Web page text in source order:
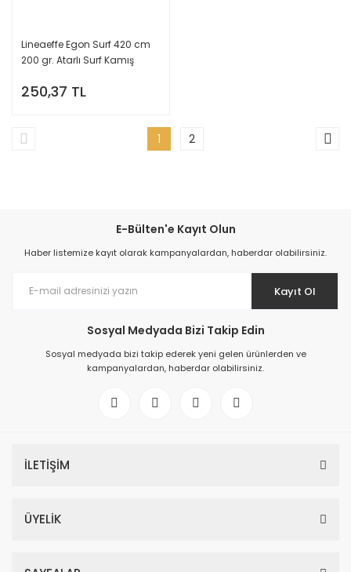
Lineaeffe Egon Surf 420 cm
200 gr. Atarlı Surf Kamış
250,37 TL
1 2
E-Bülten'e Kayıt Olun
Haber listemize kayıt olarak kampanyalardan, haberdar olabilirsiniz.
Kayıt Ol
Sosyal Medyada Bizi Takip Edin
Sosyal medyada bizi takip ederek yeni gelen ürünlerden ve
kampanyalardan, haberdar olabilirsiniz.
İLETİŞİM
ÜYELİK